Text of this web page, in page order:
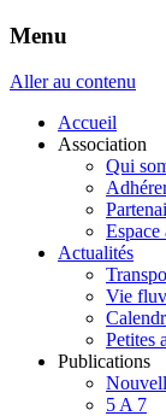
Menu
Aller au contenu
Accueil
Association
Qui
Espace
Actualités
Vie
Petites
Publications
5 A 7